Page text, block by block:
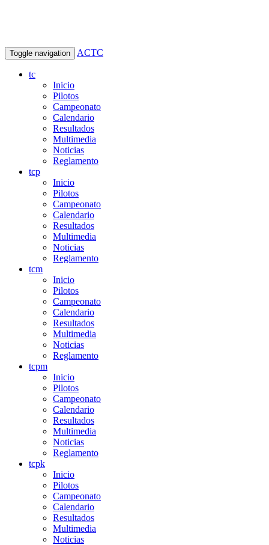
Toggle navigation ACTC
tc
Inicio
Pilotos
Campeonato
Calendario
Resultados
Multimedia
Noticias
Reglamento
tcp
Inicio
Pilotos
Campeonato
Calendario
Resultados
Multimedia
Noticias
Reglamento
tcm
Inicio
Pilotos
Campeonato
Calendario
Resultados
Multimedia
Noticias
Reglamento
tcpm
Inicio
Pilotos
Campeonato
Calendario
Resultados
Multimedia
Noticias
Reglamento
tcpk
Inicio
Pilotos
Campeonato
Calendario
Resultados
Multimedia
Noticias